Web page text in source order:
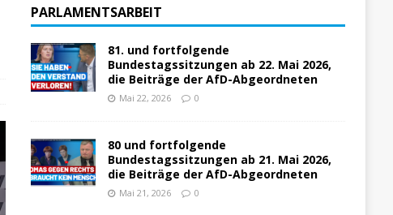
PARLAMENTSARBEIT
81. und fortfolgende
Bundestagssitzungen ab 22. Mai 2026,
die Beiträge der AfD-Abgeordneten
Mai 22, 2026 0
80 und fortfolgende
Bundestagssitzungen ab 21. Mai 2026,
die Beiträge der AfD-Abgeordneten
Mai 21, 2026 0